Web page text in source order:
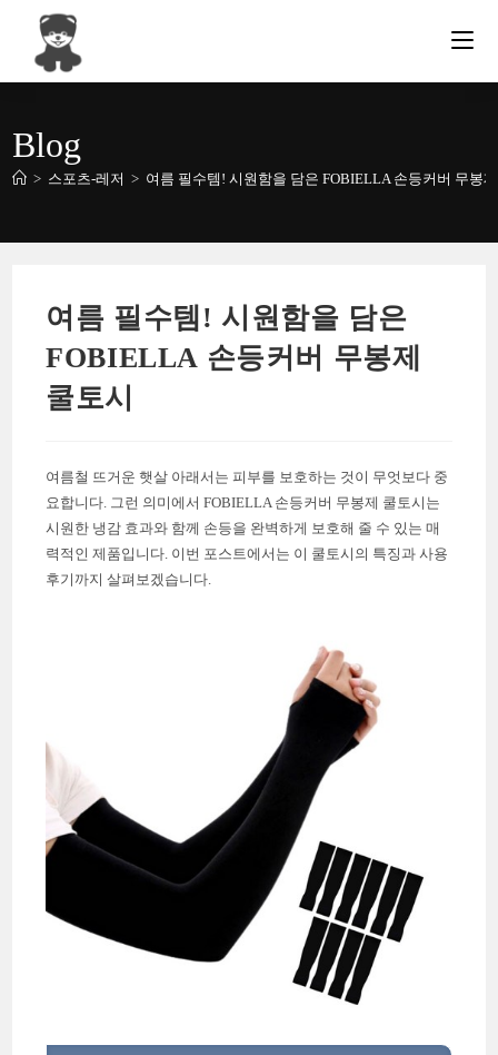
content
Blog
> 스포츠-레저 > 여름 필수템! 시원함을 담은 FOBIELLA 손등커버 무봉
여름 필수템! 시원함을 담은
FOBIELLA 손등커버 무봉제
쿨토시
여름철 뜨거운 햇살 아래서는 피부를 보호하는 것이 무엇보다 중
요합니다. 그런 의미에서 FOBIELLA 손등커버 무봉제 쿨토시는
시원한 냉감 효과와 함께 손등을 완벽하게 보호해 줄 수 있는 매
력적인 제품입니다. 이번 포스트에서는 이 쿨토시의 특징과 사용
후기까지 살펴보겠습니다.